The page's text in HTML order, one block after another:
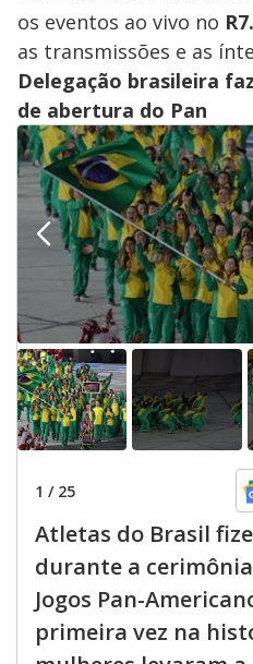
os eventos ao vivo no
as transmissões e as
Delegação brasileira
de abertura do Pan
1 / 25
Atletas do Brasil
durante a
Jogos Pan-
primeira vez na